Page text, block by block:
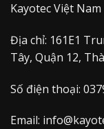
Kayotec Việt Nam
Địa chỉ: 161E1
Tây, Quận 12,
Số điện thoại:
Email: